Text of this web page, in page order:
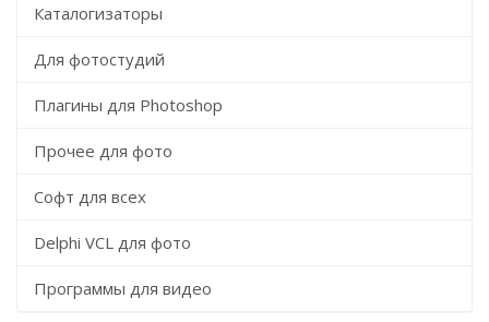
Каталогизаторы
Для фотостудий
Плагины для Photoshop
Прочее для фото
Софт для всех
Delphi VCL для фото
Программы для видео